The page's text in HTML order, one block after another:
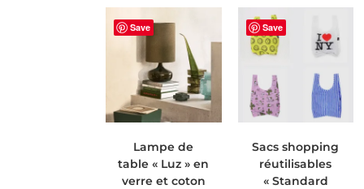
Save
PANIER
Lampe de
table « Luz » en
verre et coton
Save
OPTIONS
Sacs shopping
réutilisables
« Standard